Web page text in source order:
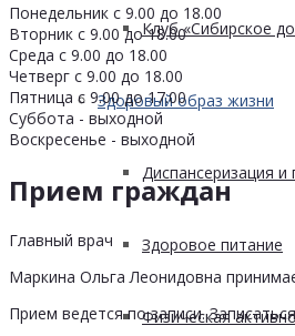
Клуб «Сибирское
Здоровый образ жизни
Диспансеризация
Здоровое питание
Физическая
Понедельник с 9.00 до 18.00
Вторник с 9.00 до 18.00
Среда с 9.00 до 18.00
Четверг с 9.00 до 18.00
Пятница с 9.00 до 17.00
Суббота - выходной
Воскресенье - выходной
Прием граждан
Главный врач
Маркина Ольга Леонидовна
Прием ведется по записи.